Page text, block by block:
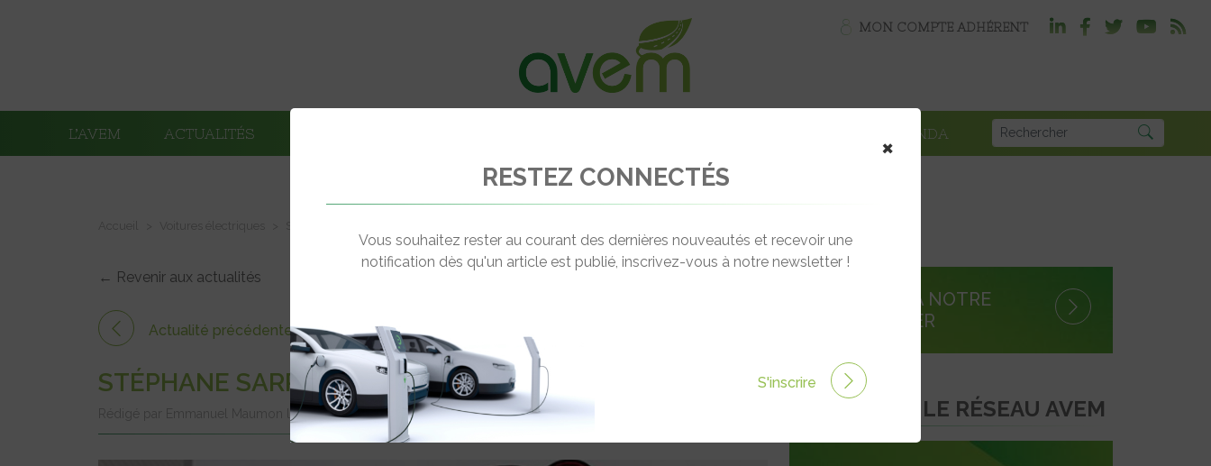
MON COMPTE ADHÉRENT
L’AVEM ACTUALITÉS AGENDA
← Revenir aux actualités
Actualité précédente
STÉPHANE SARRAZIN CONQUIS PAR LA FORMULA E
Rédigé par Emmanuel Maumon le 21 Mai 2015 à 00:00 0 commentaires
S'INSCRIRE À NOTRE
NEWSLETTER
REJOINDRE LE RÉSEAU AVEM
×
RESTEZ CONNECTÉS
Vous souhaitez rester au courant des dernières nouveautés et recevoir une
notification dès qu'un article est publié, inscrivez-vous à notre newsletter !
S'inscrire